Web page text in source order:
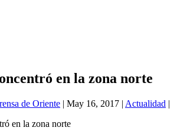
en la zona norte
de Oriente | May 16, 2017 | Actualidad |